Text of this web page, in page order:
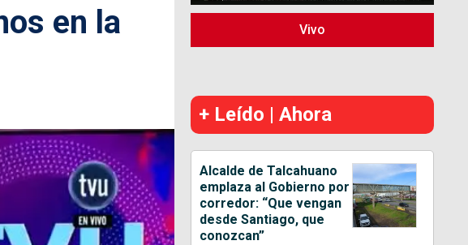
en la
Vivo
+ Leído | Ahora
Alcalde de Talcahuano
emplaza al Gobierno por
corredor: “Que vengan
desde Santiago, que
conozcan”